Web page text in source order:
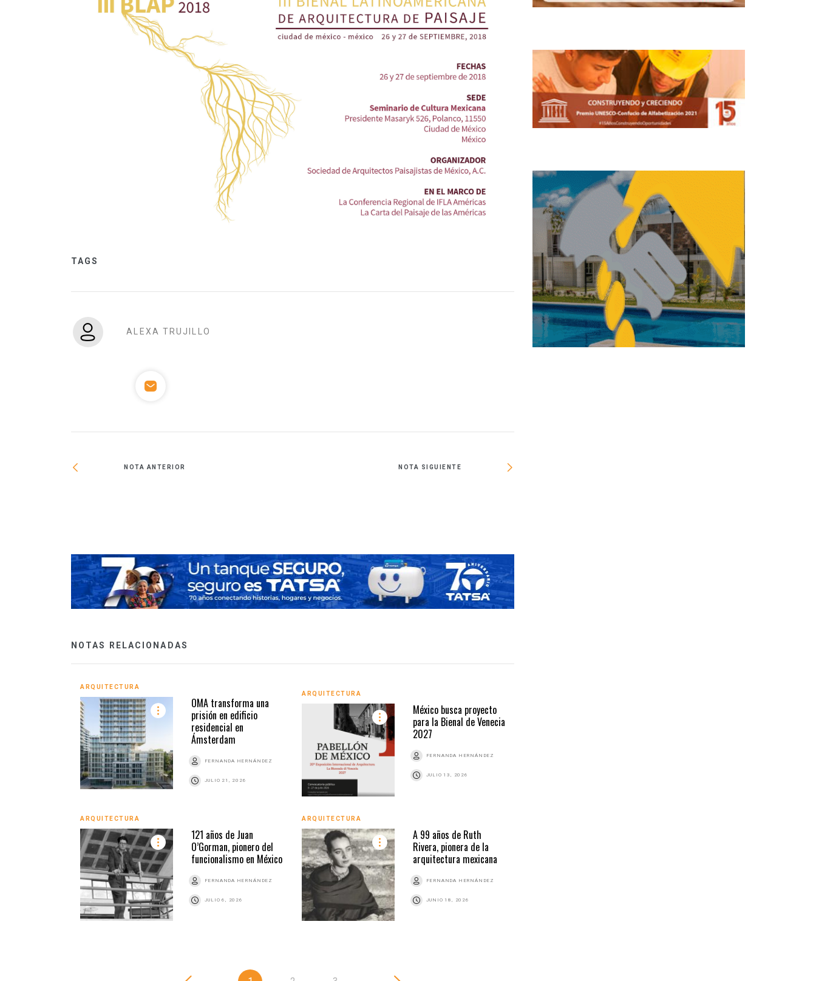
TAGS
ALEXA TRUJILLO
NOTA ANTERIOR NOTA SIGUIENTE
NOTAS RELACIONADAS
ARQUITECTURA
OMA transforma una
prisión en edificio
residencial en
Ámsterdam
FERNANDA HERNÁNDEZ
JULIO 21, 2026
ARQUITECTURA
México busca proyecto
para la Bienal de Venecia
2027
FERNANDA HERNÁNDEZ
JULIO 13, 2026
ARQUITECTURA
121 años de Juan
O’Gorman, pionero del
funcionalismo en México
FERNANDA HERNÁNDEZ
JULIO 6, 2026
ARQUITECTURA
A 99 años de Ruth
Rivera, pionera de la
arquitectura mexicana
FERNANDA HERNÁNDEZ
JUNIO 18, 2026